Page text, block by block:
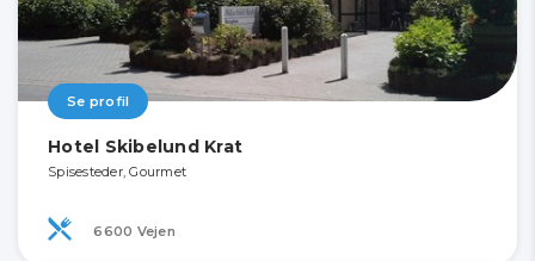
Se profil
Hotel Skibelund Krat
Spisesteder, Gourmet
6600 Vejen